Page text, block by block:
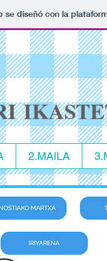
se diseñó con la
2.MAILA